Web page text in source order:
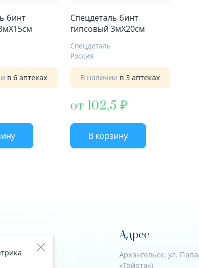
бинт
в 6 аптеках
Спецдеталь бинт
гипсовый 3мX20см
Спецдеталь
Россия
В наличии в 3 аптеках
от 102,5
В корзину
Адрес
Архангельск, ул.
«Тойота»)